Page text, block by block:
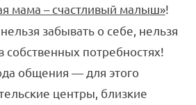
мама – счастливый малыш»!
забывать о себе, нельзя
собственных потребностях!
общения — для этого
центры, близкие